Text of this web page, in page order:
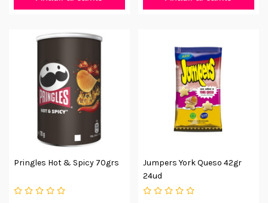
Pringles Hot & Spicy 70grs
Jumpers York Queso 42gr
24ud